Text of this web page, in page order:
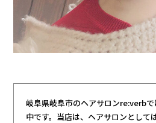
岐阜県岐阜市のヘアサロンre:verb
中です。当店は、ヘアサロンとして